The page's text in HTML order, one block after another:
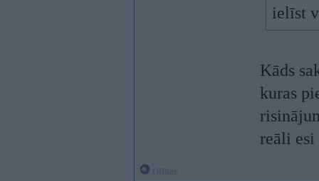
ielīst
Kāds
kuras
reāli